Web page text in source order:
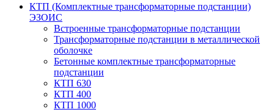
КТП (Комплектные трансформаторные подстанции)
ЭЗОИС
Встроенные трансформаторные подстанции
Трансформаторные подстанции в металлической
оболочке
Бетонные комплектные трансформаторные
подстанции
КТП 630
КТП 400
КТП 1000